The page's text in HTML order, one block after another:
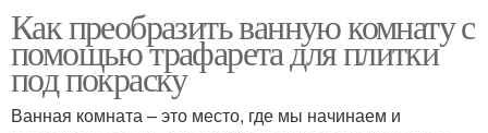
Как преобразить ванную комнату с
помощью трафарета для плитки
под покраску
Ванная комната – это место, где мы начинаем и